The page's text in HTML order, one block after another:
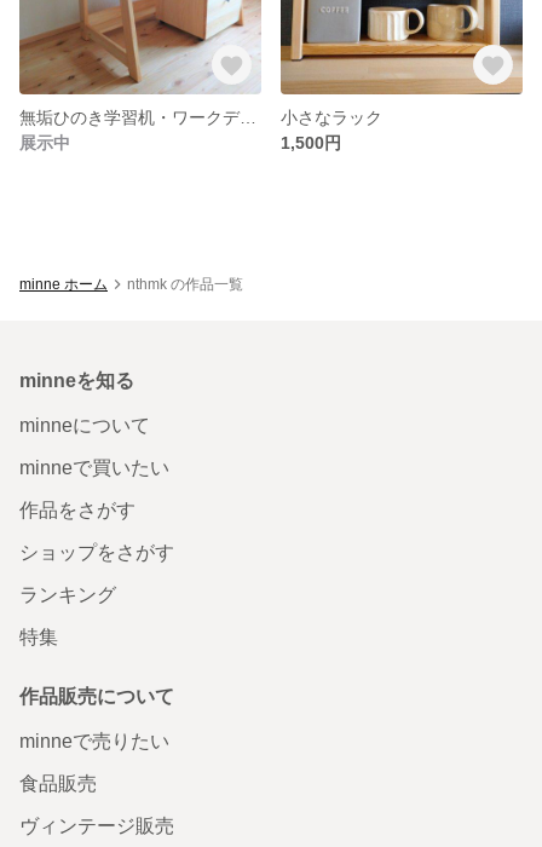
無垢ひのき学習机・ワークデスク
展示中
小さなラック
1,500円
minne ホーム nthmk の作品一覧
minneを知る
minneについて
minneで買いたい
作品をさがす
ショップをさがす
ランキング
特集
作品販売について
minneで売りたい
食品販売
ヴィンテージ販売